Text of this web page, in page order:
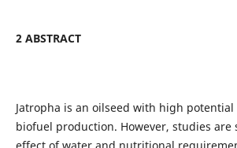
2 ABSTRACT
Jatropha is an oilseed with high
biofuel production. However, studies are